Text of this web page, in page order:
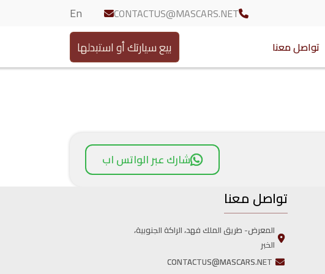
CONTACTUS@MASCARS.NET
En
تواصل معنا بيع سيارتك أو استبدلها
شارك عبر الواتس اب
تواصل معنا
المعرض- طريق الملك فهد، الراكة الجنوبية،
الخبر
CONTACTUS@MASCARS.NET